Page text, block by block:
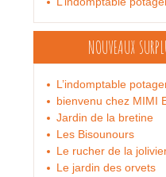
NOUVEAUX
L’indomptable
bienvenu chez MIMI
Jardin de la bretine
Les Bisounours
Le rucher de la
Le jardin des orvets